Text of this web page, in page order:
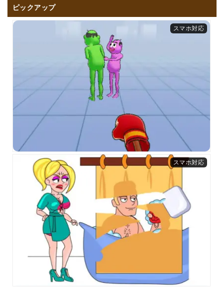
ピックアップ